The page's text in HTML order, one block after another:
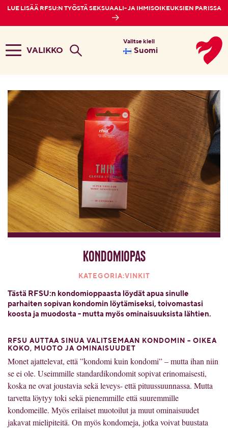
LUE LISÄÄ RFSU:N TYÖSTÄ SEKSUAALI- JA IHMISOIKEUKSIEN PARISSA
VALIKKO
Valitse kieli
Suomi
Kondomiopas
KATEGORIA:VINKIT
Tästä RFSU:n kondomioppaasta löydät apua sinulle
parhaiten sopivan kondomin löytämiseksi, toivomastasi
koosta ja muodosta - mutta myös ominaisuuksista lähtien.
RFSU AUTTAA SINUA VALITSEMAAN KONDOMIN – OIKEA
KOKO, MUOTO JA OMINAISUUDET
Monet ajattelevat, että ”kondomi kuin kondomi” – mutta ihan niin
se ei ole. Useimmille standardikondomit sopivat erinomaisesti,
koska ne ovat joustavia sekä leveys- että pituussuunnassa. Mutta
tarvetta löytyy toki sekä pienemmille että suuremmille
kondomeille. Myös erilaiset muotoilut ja muut ominaisuudet
jakavat mielipiteitä. On myös kondomeja, jotka voivat buustata